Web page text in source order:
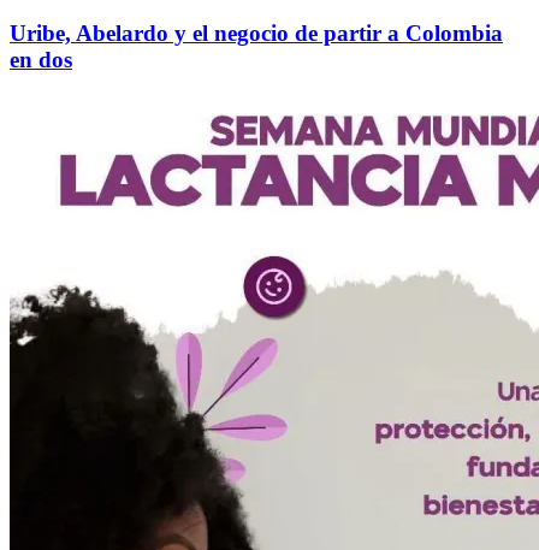
Uribe, Abelardo y el negocio de partir a Colombia
en dos